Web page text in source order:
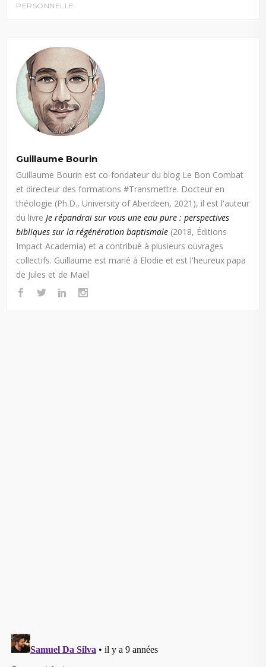
PERSONNELLE
Guillaume Bourin
Guillaume Bourin est co-fondateur du blog Le Bon Combat
et directeur des formations #Transmettre. Docteur en
théologie (Ph.D., University of Aberdeen, 2021), il est l'auteur
du livre Je répandrai sur vous une eau pure : perspectives
bibliques sur la régénération baptismale (2018, Éditions
Impact Academia) et a contribué à plusieurs ouvrages
collectifs. Guillaume est marié à Elodie et est l'heureux papa
de Jules et de Maël